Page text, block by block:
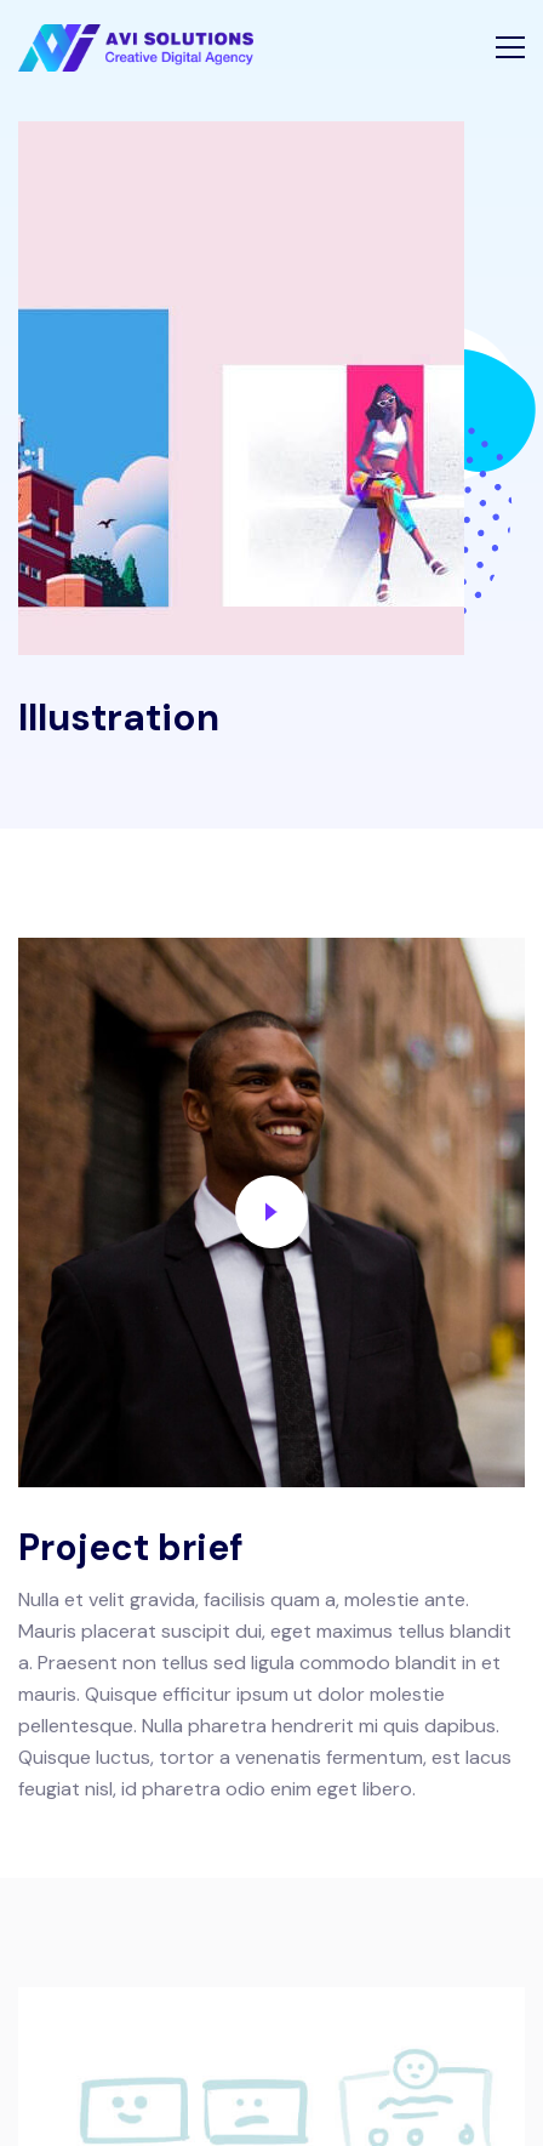
Illustration
Project brief
Nulla et velit gravida, facilisis quam a, molestie ante.
Mauris placerat suscipit dui, eget maximus tellus blandit
a. Praesent non tellus sed ligula commodo blandit in et
mauris. Quisque efficitur ipsum ut dolor molestie
pellentesque. Nulla pharetra hendrerit mi quis dapibus.
Quisque luctus, tortor a venenatis fermentum, est lacus
feugiat nisl, id pharetra odio enim eget libero.